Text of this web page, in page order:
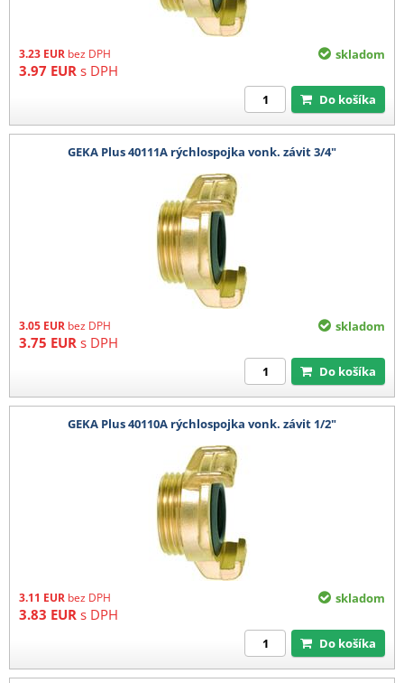
3.23 EUR bez DPH
3.97 EUR s DPH
skladom
Do košíka
GEKA Plus 40111A rýchlospojka vonk. závit 3/4"
3.05 EUR bez DPH
3.75 EUR s DPH
skladom
Do košíka
GEKA Plus 40110A rýchlospojka vonk. závit 1/2"
3.11 EUR bez DPH
3.83 EUR s DPH
skladom
Do košíka